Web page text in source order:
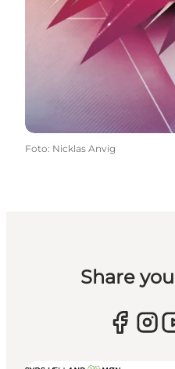
Foto: Nicklas Anvig
Share